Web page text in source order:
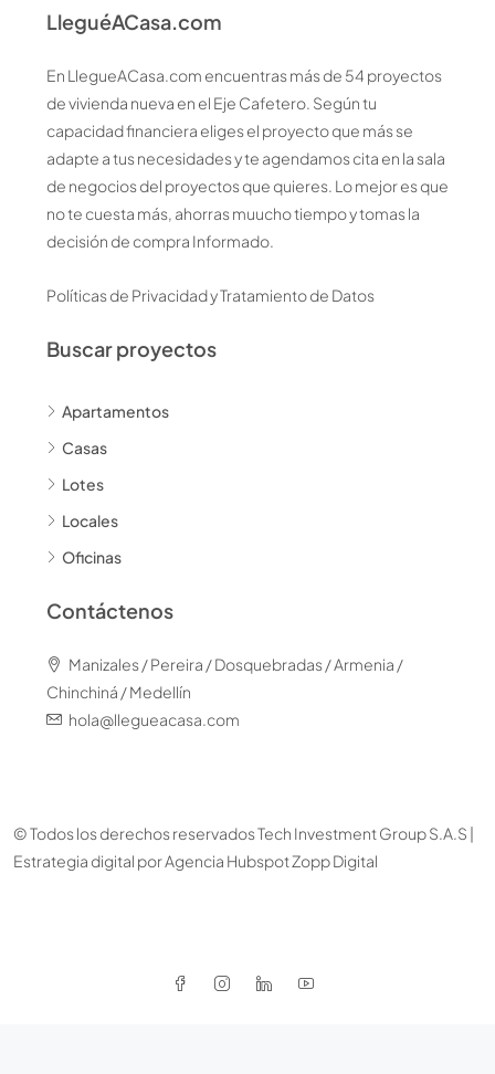
LleguéACasa.com
En LlegueACasa.com encuentras más de 54 proyectos
de vivienda nueva en el Eje Cafetero. Según tu
capacidad financiera eliges el proyecto que más se
adapte a tus necesidades y te agendamos cita en la sala
de negocios del proyectos que quieres. Lo mejor es que
no te cuesta más, ahorras muucho tiempo y tomas la
decisión de compra Informado.
Políticas de Privacidad y Tratamiento de Datos
Buscar proyectos
Apartamentos
Casas
Lotes
Locales
Oficinas
Contáctenos
Manizales / Pereira / Dosquebradas / Armenia /
Chinchiná / Medellín
hola@llegueacasa.com
© Todos los derechos reservados Tech Investment Group S.A.S |
Estrategia digital porAgencia Hubspot Zopp Digital